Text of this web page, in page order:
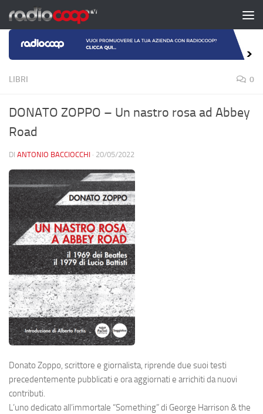
Salta al contenuto
LIBRI 0
DONATO ZOPPO – Un nastro rosa ad Abbey
Road
DI ANTONIO BACCIOCCHI · 20/05/2022
Donato Zoppo, scrittore e giornalista, riprende due suoi testi
precedentemente pubblicati e ora aggiornati e arrichiti da nuovi
contributi.
L’uno dedicato all’immortale “Something” di George Harrison & the